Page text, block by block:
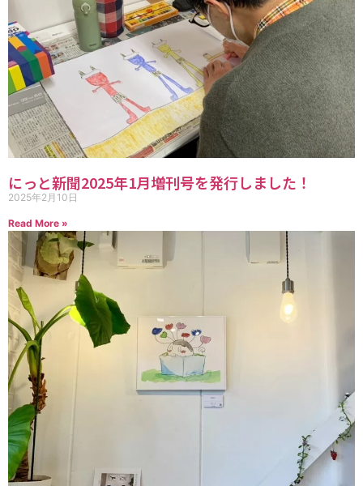
にっと新聞2025年1月増刊号を発行しました！
2025年2月10日
Read More »